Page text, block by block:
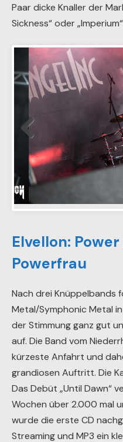
Paar dicke Knaller der
Sickness“ oder
11.07.19 AngelInc – Dong
Elvellon:
Powerfrau
Nach drei Knüppelbands
Metal/Symphonic Metal
der Stimmung ganz gut
auf. Die Band vom
kürzeste Anfahrt und
grandiosen Auftritt. Die
Das Debüt „Until Dawn“
Wochen über 2.000 mal
wurde die erste CD
Streaming und MP3 ein